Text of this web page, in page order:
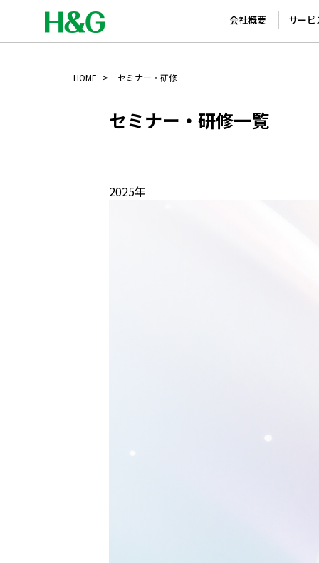
会社概要 サー
HOME セミナー・研修
セミナー・研修一覧
2025年